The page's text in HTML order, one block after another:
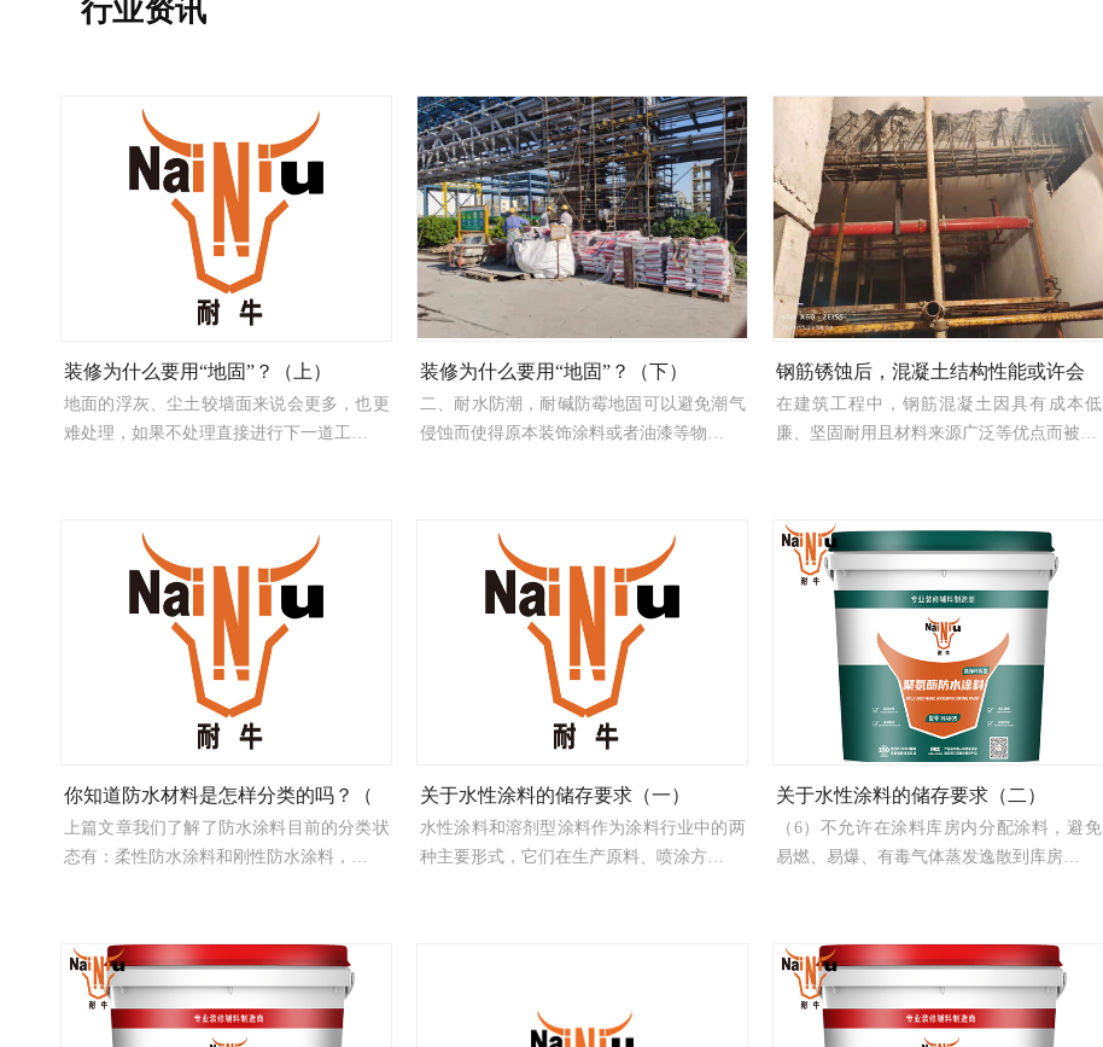
行业资讯
装修为什么要用“地固”？（上）
地面的浮灰、尘土较墙面来说会更多，也更
难处理，如果不处理直接进行下一道工…
装修为什么要用“地固”？（下）
二、耐水防潮，耐碱防霉地固可以避免潮气
侵蚀而使得原本装饰涂料或者油漆等物…
钢筋锈蚀后，混凝土结构性能或许会
在建筑工程中，钢筋混凝土因具有成本低
廉、坚固耐用且材料来源广泛等优点而被…
你知道防水材料是怎样分类的吗？（
上篇文章我们了解了防水涂料目前的分类状
态有：柔性防水涂料和刚性防水涂料，…
关于水性涂料的储存要求（一）
水性涂料和溶剂型涂料作为涂料行业中的两
种主要形式，它们在生产原料、喷涂方…
关于水性涂料的储存要求（二）
（6）不允许在涂料库房内分配涂料，避免
易燃、易爆、有毒气体蒸发逸散到库房…